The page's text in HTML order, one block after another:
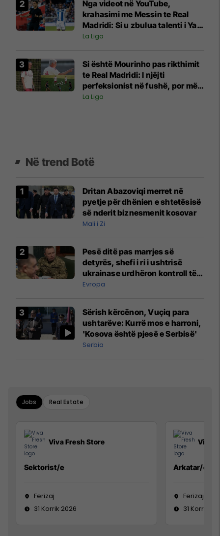
Nga videot në YouTube,
krahasimi me Messin te Real
Madridi: Si u zbulua talenti i Yan
Diomande
La Liga
Si është Mourinho pas rikthimit
te Real Madridi: I njëjti
perfeksionist në fushë, por më
njerëzor jashtë saj
La Liga
Në trend Botë
Dritan Abazoviqi merret në
pyetje për dhënien e shtetësisë
së nderit biznesmenit kosovar
Mali i Zi
Pesë ditë pas marrjes së
detyrës, shefi i ri i ushtrisë
ukrainase urdhëron kontroll të
madh
Evropa
Sërish kërcënon, Vuçiq para
ushtarëve: Kurrë mos e harroni,
'Kosova është pjesë e Serbisë'
Serbia
Jobs Real Estate
Viva Fresh Store
Sektorist/e
Ferizaj
31 Korrik 2026
Viva
Arkatar/e
Ferizaj
31 Korrik